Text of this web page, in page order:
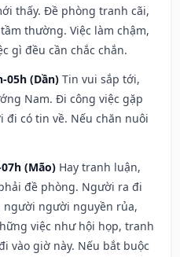
thấy. Đề phòng tranh cãi,
thường. Việc làm chậm,
gì đều cần chắc chắn.
05h (Dần) Tin vui sắp tới,
Nam. Đi công việc gặp
đi có tin về. Nếu chăn nuôi
(Mão) Hay tranh luận,
đề phòng. Người ra đi
người người nguyền rủa,
việc như hội họp, tranh
vào giờ này. Nếu bắt buộc